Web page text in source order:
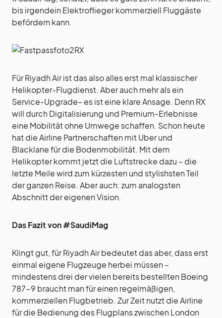
bis irgendein Elektroflieger kommerziell Fluggäste
befördern kann.
Für Riyadh Air ist das also alles erst mal klassischer
Helikopter-Flugdienst. Aber auch mehr als ein
Service-Upgrade– es ist eine klare Ansage. Denn RX
will durch Digitalisierung und Premium-Erlebnisse
eine Mobilität ohne Umwege schaffen. Schon heute
hat die Airline Partnerschaften mit Uber und
Blacklane für die Bodenmobilität. Mit dem
Helikopter kommt jetzt die Luftstrecke dazu – die
letzte Meile wird zum kürzesten und stylishsten Teil
der ganzen Reise. Aber auch: zum analogsten
Abschnitt der eigenen Vision.
Das Fazit von #SaudiMag
Klingt gut, für Riyadh Air bedeutet das aber, dass erst
einmal eigene Flugzeuge herbei müssen –
mindestens drei der vielen bereits bestellten Boeing
787-9 braucht man für einen regelmäßigen,
kommerziellen Flugbetrieb. Zur Zeit nutzt die Airline
für die Bedienung des Flugplans zwischen London